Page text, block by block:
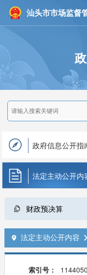
汕头市市场监督
政府信息公开指
法定主动公开内
财政预决算
 法定主动公开内容 
索引号：